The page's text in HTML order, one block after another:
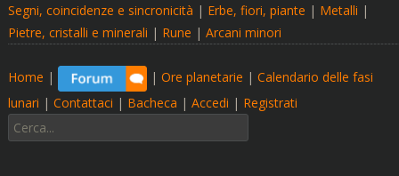
Segni, coincidenze e sincronicità | Erbe, fiori, piante | Metalli |
Pietre, cristalli e minerali | Rune | Arcani minori
Home | | Ore planetarie | Calendario delle fasi
lunari | Contattaci | Bacheca | Accedi | Registrati
Cerca: